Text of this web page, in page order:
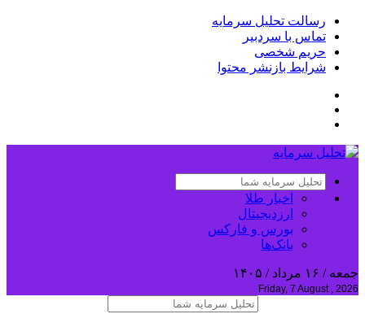
رسالت تحلیل سرمایه
تماس با سردبیر
حریم شخصی
شرایط بازنشر محتوا
اخبار طلا
ارزدیجیتال
بورس و فارکس
بانک‌ها
جمعه / ۱۶ مرداد / ۱۴۰۵
Friday, 7 August , 2026